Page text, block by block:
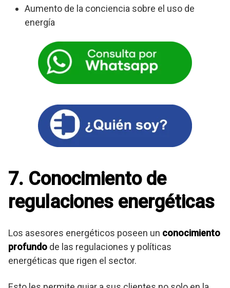
Aumento de la conciencia sobre el uso de
energía
7. Conocimiento de
regulaciones energéticas
Los asesores energéticos poseen un conocimiento
profundo de las regulaciones y políticas
energéticas que rigen el sector.